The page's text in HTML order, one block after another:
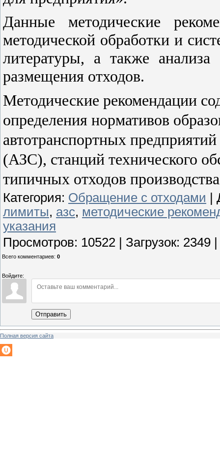
Данные методические
методической обработки и
литературы, а также анализа
размещения отходов.
Методические рекомендации
определения нормативов
автотранспортных
(АЗС), станций технического
типичных отходов
Категория: Обращение с отходами
лимиты, азс, методические
указания
Просмотров: 10522 Загрузок: 2349
Всего комментариев: 0
Войдите:
Отправить
Полная версия сайта